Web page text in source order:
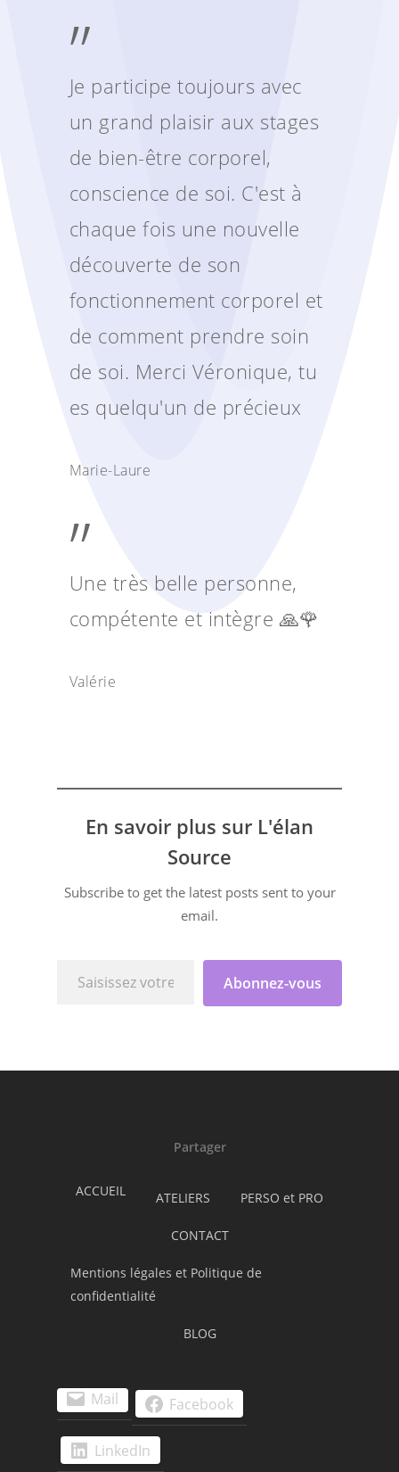
”
Je participe toujours avec
un grand plaisir aux stages
de bien-être corporel,
conscience de soi. C'est à
chaque fois une nouvelle
découverte de son
fonctionnement corporel et
de comment prendre soin
de soi. Merci Véronique, tu
es quelqu'un de précieux
Marie-Laure
”
Une très belle personne,
compétente et intègre 🙏🌹
Valérie
En savoir plus sur L'élan
Source
Subscribe to get the latest posts sent to your
email.
Abonnez-vous
Partager
ACCUEIL ATELIERS PERSO et PRO
CONTACT
Mentions légales et Politique de
confidentialité
BLOG
Mail Facebook
LinkedIn